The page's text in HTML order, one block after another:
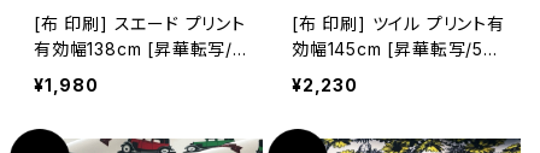
[布 印刷] スエード プリント
有効幅138cm [昇華転写/5
0cm単位]
¥1,980
[布 印刷] ツイル プリント有
効幅145cm [昇華転写/50c
m単位]
¥2,230